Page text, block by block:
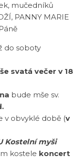
mučedníků
PANNY MARIE
do soboty
svatá večer v 18
bude mše sv.
v obvyklé době (v
Kostelní myši
kostele koncert